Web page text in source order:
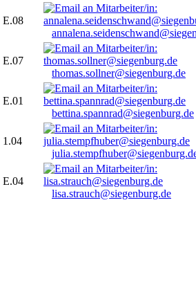
E.08
E.07
thomas.sollner@siegenburg.de
E.01
bettina.spannrad@siegenburg.de
1.04
E.04
lisa.strauch@siegenburg.de